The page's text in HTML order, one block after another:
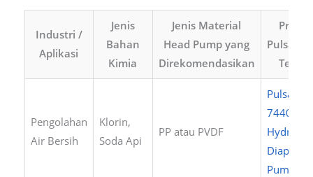
Industri /
Aplikasi
Jenis
Bahan
Kimia
Jenis Material
Head Pump yang
Direkomendasikan
Pengolahan
Air Bersih
Klorin,
Soda Api
PP atau PVDF
PulsaPro
7440
Hydraulic
Pump